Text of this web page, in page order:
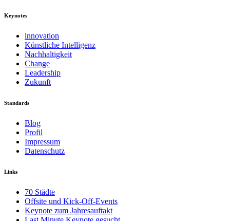
Keynotes
lnnovation
Künstliche Intelligenz
Nachhaltigkeit
Change
Leadership
Zukunft
Standards
Blog
Profil
Impressum
Datenschutz
Links
70 Städte
Offsite und Kick-Off-Events
Keynote zum Jahresauftakt